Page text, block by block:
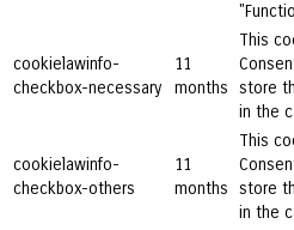
cookielawinfo-
checkbox-necessary
11
months
This
store
in the
cookielawinfo-
checkbox-others
11
months
This
store
in the